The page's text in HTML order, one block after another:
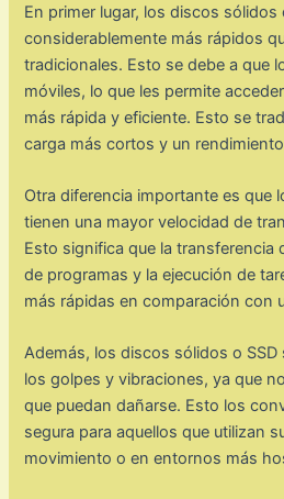
En primer lugar, los discos sólidos
considerablemente más rápidos
tradicionales. Esto se debe a que
móviles, lo que les permite
más rápida y eficiente. Esto se
carga más cortos y un
Otra diferencia importante es que
tienen una mayor velocidad de
Esto significa que la transferencia
de programas y la ejecución de
más rápidas en comparación con
Además, los discos sólidos o
los golpes y vibraciones, ya que
que puedan dañarse. Esto los
segura para aquellos que utilizan
movimiento o en entornos más